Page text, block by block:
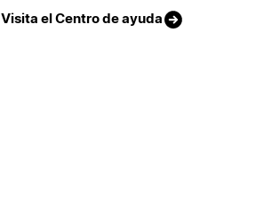
Visita el Centro de ayuda